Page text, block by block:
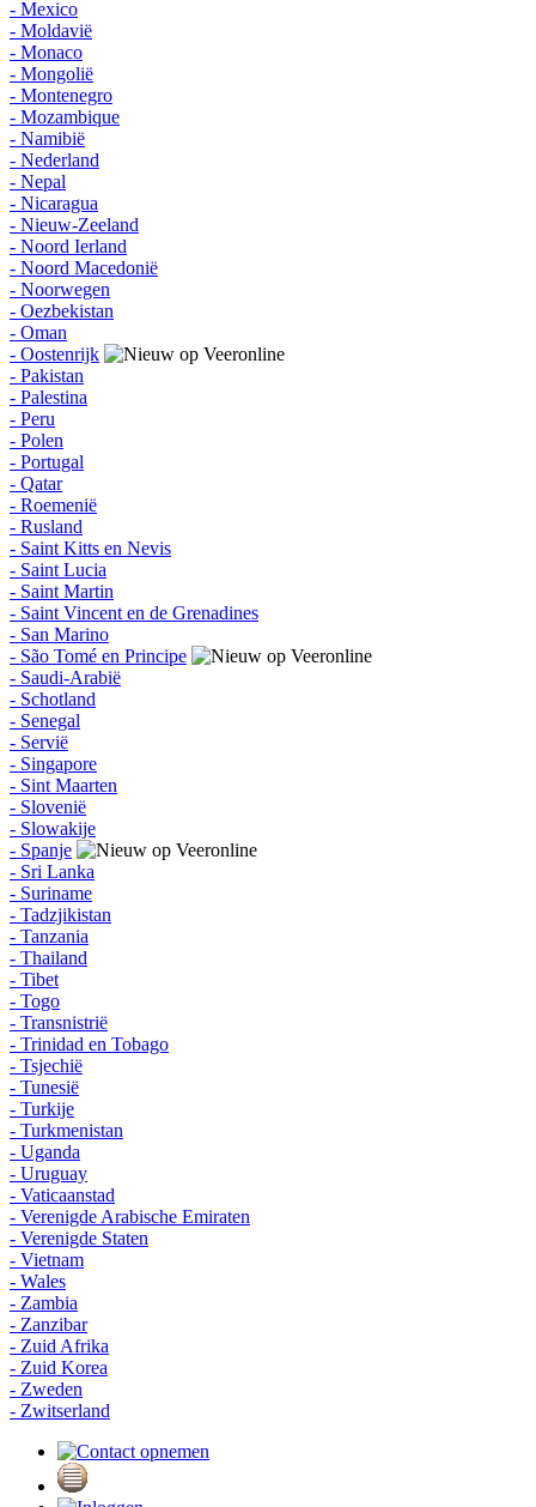
- Mexico
- Moldavië
- Monaco
- Mongolië
- Montenegro
- Mozambique
- Namibië
- Nederland
- Nepal
- Nicaragua
- Nieuw-Zeeland
- Noord Ierland
- Noord Macedonië
- Noorwegen
- Oezbekistan
- Oman
- Oostenrijk
- Pakistan
- Palestina
- Peru
- Polen
- Portugal
- Qatar
- Roemenië
- Rusland
- Saint Kitts en Nevis
- Saint Lucia
- Saint Martin
- Saint Vincent en de Grenadines
- San Marino
- São Tomé en Principe
- Saudi-Arabië
- Schotland
- Senegal
- Servië
- Singapore
- Sint Maarten
- Slovenië
- Slowakije
- Spanje
- Sri Lanka
- Suriname
- Tadzjikistan
- Tanzania
- Thailand
- Tibet
- Togo
- Transnistrië
- Trinidad en Tobago
- Tsjechië
- Tunesië
- Turkije
- Turkmenistan
- Uganda
- Uruguay
- Vaticaanstad
- Verenigde Arabische Emiraten
- Verenigde Staten
- Vietnam
- Wales
- Zambia
- Zanzibar
- Zuid Afrika
- Zuid Korea
- Zweden
- Zwitserland